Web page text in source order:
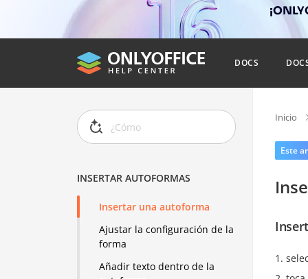
DOCS
INSERTAR AUTOFORMAS
Insertar una autoforma
Ajustar la configuración de la
forma
Añadir texto dentro de la
Inicio
Este